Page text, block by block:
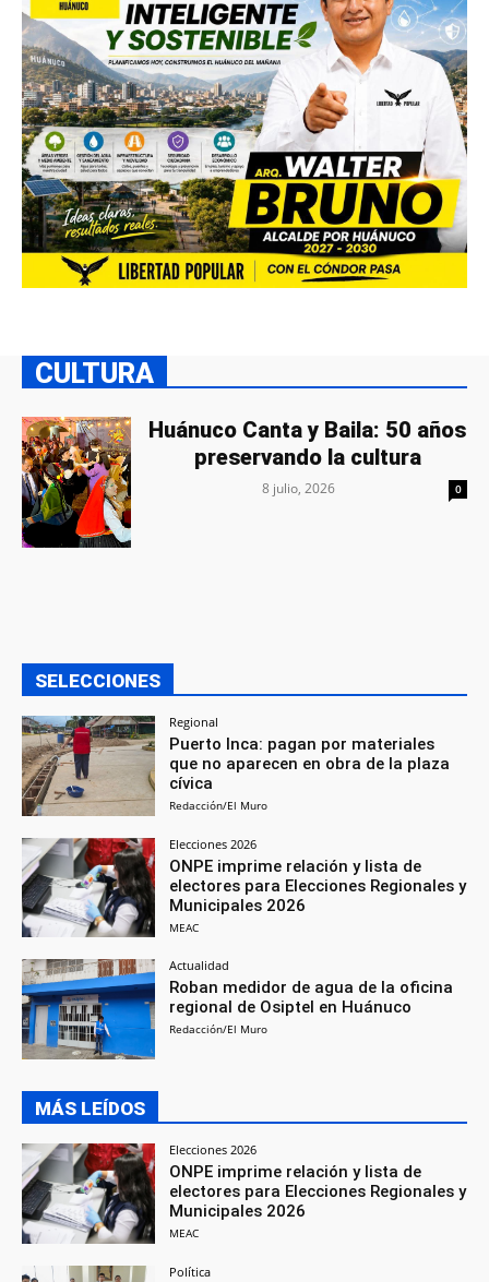
CULTURA
Huánuco Canta y Baila: 50 años
preservando la cultura
8 julio, 2026 0
SELECCIONES
Regional
Puerto Inca: pagan por materiales
que no aparecen en obra de la plaza
cívica
Redacción/El Muro
Elecciones 2026
ONPE imprime relación y lista de
electores para Elecciones Regionales y
Municipales 2026
MEAC
Actualidad
Roban medidor de agua de la oficina
regional de Osiptel en Huánuco
Redacción/El Muro
MÁS LEÍDOS
Elecciones 2026
ONPE imprime relación y lista de
electores para Elecciones Regionales y
Municipales 2026
MEAC
Política